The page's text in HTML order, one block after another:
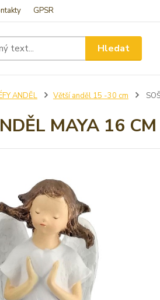
GPSR
Hledat
ANDĚL Větší anděl 15 -30 cm
MAYA 16